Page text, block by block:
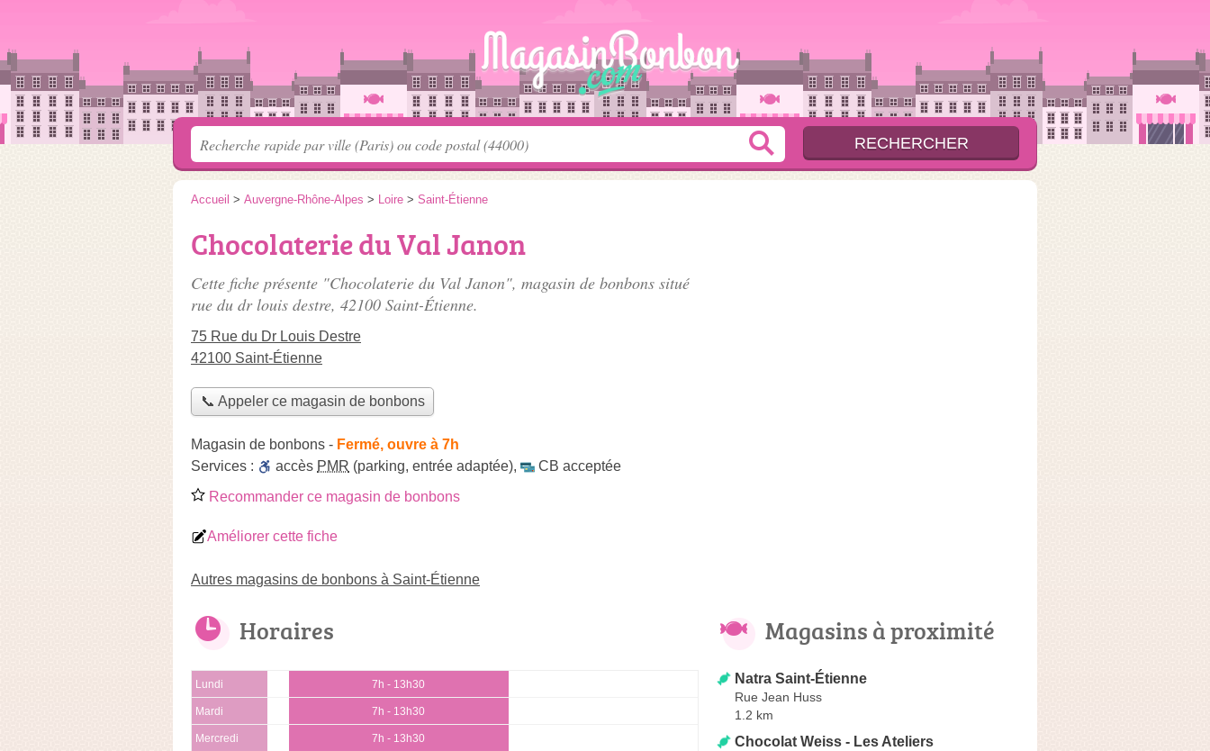
Accueil > Auvergne-Rhône-Alpes > Loire > Saint-Étienne
Chocolaterie du Val Janon
Cette fiche présente "Chocolaterie du Val Janon", magasin de bonbons situé
rue du dr louis destre, 42100 Saint-Étienne.
75 Rue du Dr Louis Destre
42100 Saint-Étienne
📞 Appeler ce magasin de bonbons
Magasin de bonbons - Fermé, ouvre à 7h
Services :
accès PMR (parking, entrée adaptée),
CB acceptée
Recommander ce magasin de bonbons
Améliorer cette fiche
Autres magasins de bonbons à Saint-Étienne
Horaires
Lundi 7h - 13h30
Mardi 7h - 13h30
Mercredi 7h - 13h30
Magasins à proximité
Natra Saint-Étienne
Rue Jean Huss
1.2 km
Chocolat Weiss - Les Ateliers